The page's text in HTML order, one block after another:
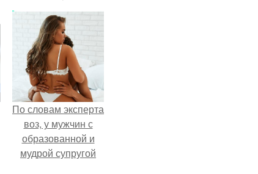
только появилась в
кадре, но и
выступила в роли
сорежиссёра
проекта.
По словам эксперта
воз, у мужчин с
образованной и
мудрой супругой